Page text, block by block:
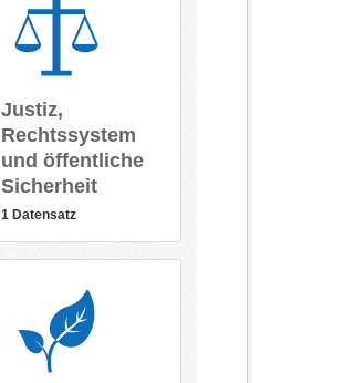
Justiz,
Rechtssystem
und öffentliche
Sicherheit
1 Datensatz